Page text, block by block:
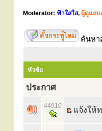
Moderator: ฟ้าใสใส, ผู้ดูแลบ
ค้นหา
หัวข้อ
ประกาศ
44910 แจ้งให้